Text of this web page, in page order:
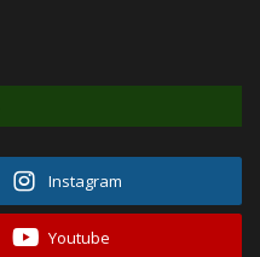
Instagram
Youtube